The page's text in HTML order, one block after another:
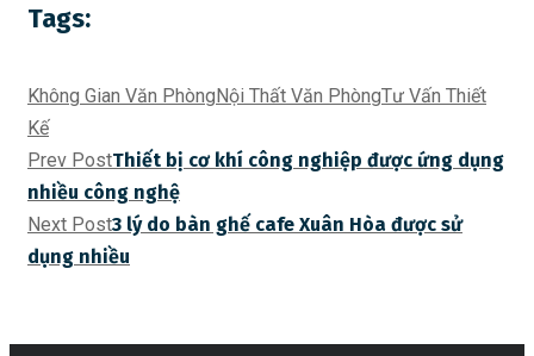
Tags:
Không Gian Văn Phòng Nội Thất Văn PhòngTư Vấn Thiết
Kế
Prev PostThiết bị cơ khí công nghiệp được ứng dụng
nhiều công nghệ
Next Post3 lý do bàn ghế cafe Xuân Hòa được sử
dụng nhiều